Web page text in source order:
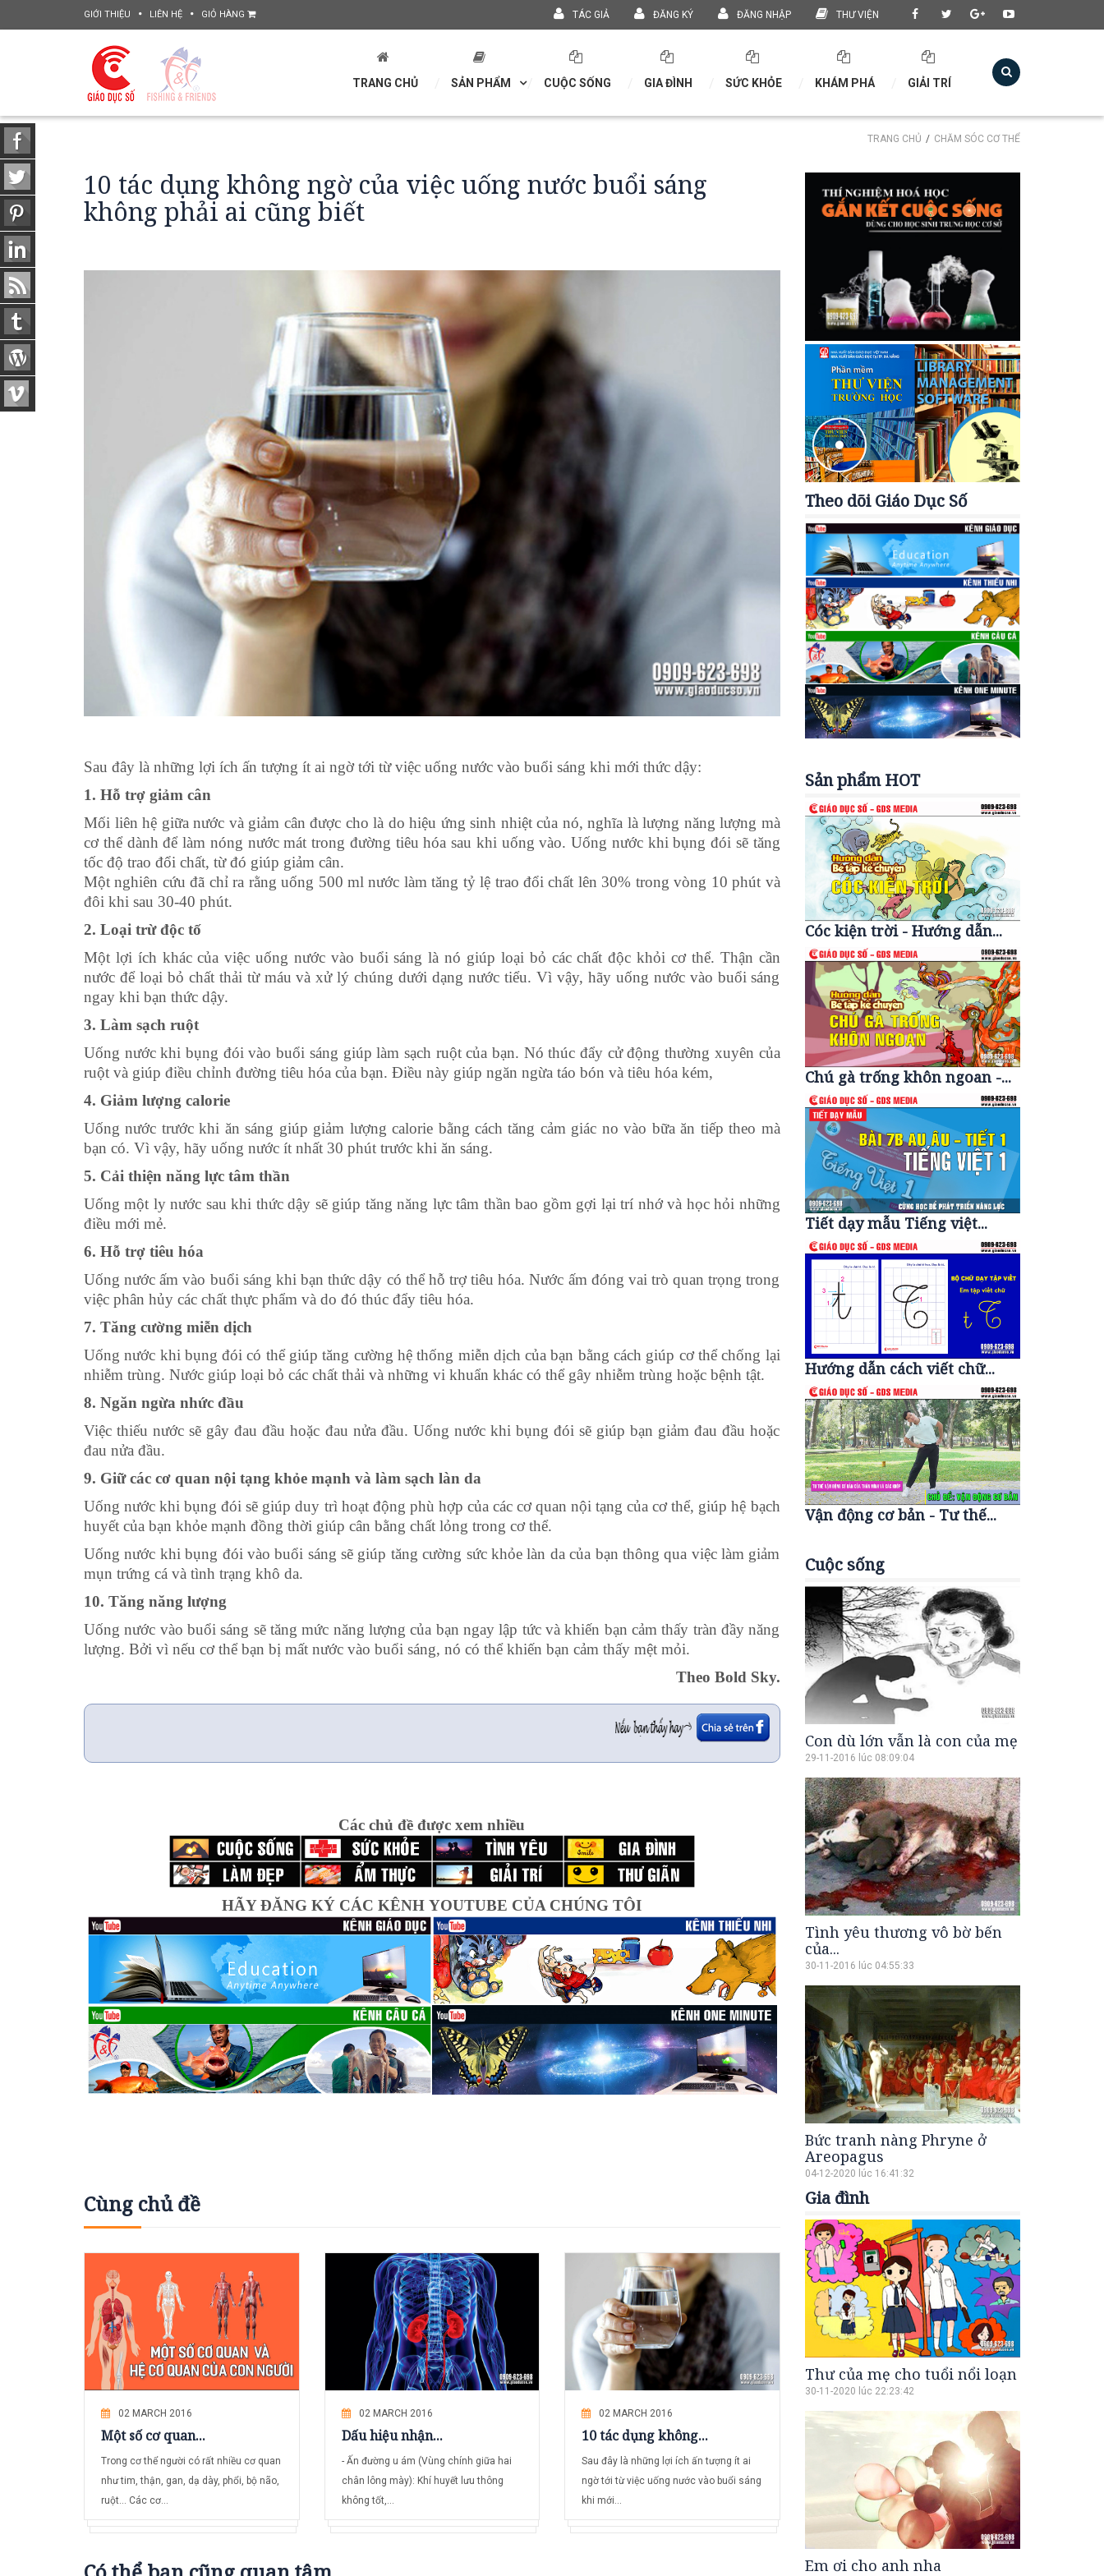
GIỚI THIỆU LIÊN HỆ GIỎ HÀNG TÁC GIẢ ĐĂNG KÝ ĐĂNG NHẬP THƯ VIỆN
TRANG CHỦ SẢN PHẨM CUỘC SỐNG GIA ĐÌNH SỨC KHỎE KHÁM PHÁ GIẢI TRÍ
TRANG CHỦ CHĂM SÓC CƠ THỂ
10 tác dụng không ngờ của việc uống nước buổi sáng
không phải ai cũng biết
Sau đây là những lợi ích ấn tượng ít ai ngờ tới từ việc uống nước vào buổi sáng khi mới thức dậy:
1. Hỗ trợ giảm cân
Mối liên hệ giữa nước và giảm cân được cho là do hiệu ứng sinh nhiệt của nó, nghĩa là lượng năng lượng mà
cơ thể dành để làm nóng nước mát trong đường tiêu hóa sau khi uống vào. Uống nước khi bụng đói sẽ tăng
tốc độ trao đổi chất, từ đó giúp giảm cân.
Một nghiên cứu đã chỉ ra rằng uống 500 ml nước làm tăng tỷ lệ trao đổi chất lên 30% trong vòng 10 phút và
đôi khi sau 30-40 phút.
2. Loại trừ độc tố
Một lợi ích khác của việc uống nước vào buổi sáng là nó giúp loại bỏ các chất độc khỏi cơ thể. Thận cần
nước để loại bỏ chất thải từ máu và xử lý chúng dưới dạng nước tiểu. Vì vậy, hãy uống nước vào buổi sáng
ngay khi bạn thức dậy.
3. Làm sạch ruột
Uống nước khi bụng đói vào buổi sáng giúp làm sạch ruột của bạn. Nó thúc đẩy cử động thường xuyên của
ruột và giúp điều chỉnh đường tiêu hóa của bạn. Điều này giúp ngăn ngừa táo bón và tiêu hóa kém,
4. Giảm lượng calorie
Uống nước trước khi ăn sáng giúp giảm lượng calorie bằng cách tăng cảm giác no vào bữa ăn tiếp theo mà
bạn có. Vì vậy, hãy uống nước ít nhất 30 phút trước khi ăn sáng.
5. Cải thiện năng lực tâm thần
Uống một ly nước sau khi thức dậy sẽ giúp tăng năng lực tâm thần bao gồm gợi lại trí nhớ và học hỏi những
điều mới mẻ.
6. Hỗ trợ tiêu hóa
Uống nước ấm vào buổi sáng khi bạn thức dậy có thể hỗ trợ tiêu hóa. Nước ấm đóng vai trò quan trọng trong
việc phân hủy các chất thực phẩm và do đó thúc đẩy tiêu hóa.
7. Tăng cường miễn dịch
Uống nước khi bụng đói có thể giúp tăng cường hệ thống miễn dịch của bạn bằng cách giúp cơ thể chống lại
nhiễm trùng. Nước giúp loại bỏ các chất thải và những vi khuẩn khác có thể gây nhiễm trùng hoặc bệnh tật.
8. Ngăn ngừa nhức đầu
Việc thiếu nước sẽ gây đau đầu hoặc đau nửa đầu. Uống nước khi bụng đói sẽ giúp bạn giảm đau đầu hoặc
đau nửa đầu.
9. Giữ các cơ quan nội tạng khỏe mạnh và làm sạch làn da
Uống nước khi bụng đói sẽ giúp duy trì hoạt động phù hợp của các cơ quan nội tạng của cơ thể, giúp hệ bạch
huyết của bạn khỏe mạnh đồng thời giúp cân bằng chất lỏng trong cơ thể.
Uống nước khi bụng đói vào buổi sáng sẽ giúp tăng cường sức khỏe làn da của bạn thông qua việc làm giảm
mụn trứng cá và tình trạng khô da.
10. Tăng năng lượng
Uống nước vào buổi sáng sẽ tăng mức năng lượng của bạn ngay lập tức và khiến bạn cảm thấy tràn đầy năng
lượng. Bởi vì nếu cơ thể bạn bị mất nước vào buổi sáng, nó có thể khiến bạn cảm thấy mệt mỏi.
Theo Bold Sky.
Các chủ đề được xem nhiều
HÃY ĐĂNG KÝ CÁC KÊNH YOUTUBE CỦA CHÚNG TÔI
Cùng chủ đề
02 MARCH 2016
Một số cơ quan...
Trong cơ thể người có rất nhiều cơ quan
như tim, thận, gan, dạ dày, phổi, bộ não,
ruột… Các cơ...
02 MARCH 2016
Dấu hiệu nhận...
- Ấn đường u ám (Vùng chính giữa hai
chân lông mày): Khí huyết lưu thông
không tốt,...
02 MARCH 2016
10 tác dụng không...
Sau đây là những lợi ích ấn tượng ít ai
ngờ tới từ việc uống nước vào buổi sáng
khi mới...
02 MARCH 2016
Trị mụn thịt...
Chỉ với vài nhánh tỏi và 1 nắm tía tô,
mụn thịt quanh mắt nhiều đến đâu cũng
phải tự khắc...
Theo dõi Giáo Dục Số
Sản phẩm HOT
Cóc kiện trời - Hướng dẫn...
Chú gà trống khôn ngoan -...
Tiết dạy mẫu Tiếng việt...
Hướng dẫn cách viết chữ...
Vận động cơ bản - Tư thế...
Cuộc sống
Con dù lớn vẫn là con của mẹ
29-11-2016 lúc 08:09:04
Tình yêu thương vô bờ bến
của...
30-11-2016 lúc 04:55:33
Bức tranh nàng Phryne ở
Areopagus
04-12-2020 lúc 16:41:32
Gia đình
Thư của mẹ cho tuổi nổi loạn
30-11-2020 lúc 22:23:42
Em ơi cho anh nha